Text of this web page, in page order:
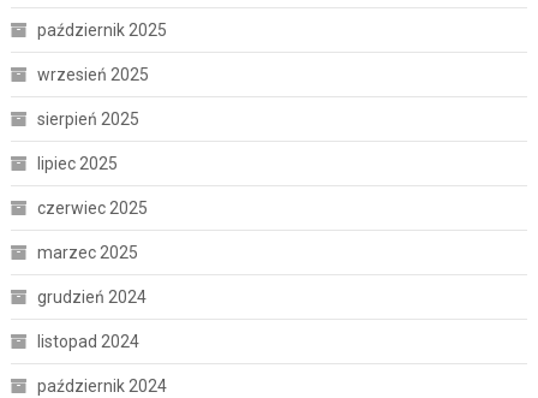
październik 2025
wrzesień 2025
sierpień 2025
lipiec 2025
czerwiec 2025
marzec 2025
grudzień 2024
listopad 2024
październik 2024